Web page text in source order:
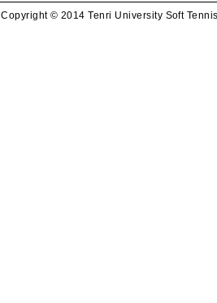
Copyright © 2014 Tenri University Soft